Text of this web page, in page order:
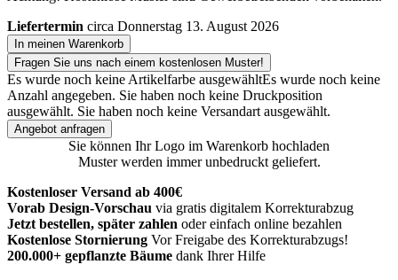
Liefertermin circa Donnerstag 13. August 2026
In meinen Warenkorb
Fragen Sie uns nach einem kostenlosen Muster!
Es wurde noch keine Artikelfarbe ausgewähltEs wurde noch keine
Anzahl angegeben. Sie haben noch keine Druckposition
ausgewählt. Sie haben noch keine Versandart ausgewählt.
Angebot anfragen
Sie können Ihr Logo im Warenkorb hochladen
Muster werden immer unbedruckt geliefert.
Kostenloser Versand ab 400€
Vorab Design-Vorschau via gratis digitalem Korrekturabzug
Jetzt bestellen, später zahlen oder einfach online bezahlen
Kostenlose Stornierung Vor Freigabe des Korrekturabzugs!
200.000+ gepflanzte Bäume dank Ihrer Hilfe